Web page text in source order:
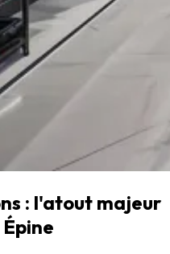
: l'atout majeur